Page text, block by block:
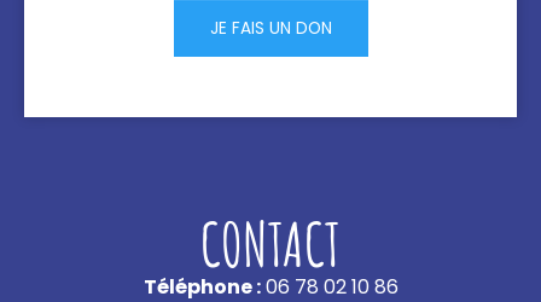
JE FAIS UN DON
CONTACT
Téléphone :06 78 02 10 86